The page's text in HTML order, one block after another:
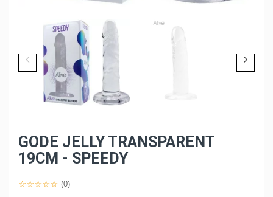
GODE JELLY TRANSPARENT
19CM - SPEEDY
(0)